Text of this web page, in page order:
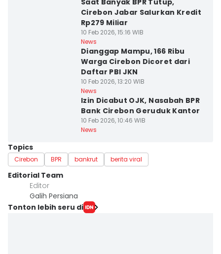
Saat Banyak BPR Tutup,
Cirebon Jabar Salurkan Kredit
Rp279 Miliar
10 Feb 2026, 15:16 WIB
News
Dianggap Mampu, 166 Ribu
Warga Cirebon Dicoret dari
Daftar PBI JKN
10 Feb 2026, 13:20 WIB
News
Izin Dicabut OJK, Nasabah BPR
Bank Cirebon Geruduk Kantor
10 Feb 2026, 10:46 WIB
News
Topics
Cirebon BPR bankrut berita viral
Editorial Team
Editor
Galih Persiana
Tonton lebih seru di